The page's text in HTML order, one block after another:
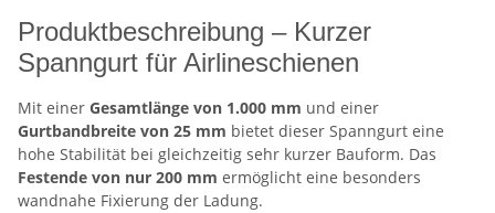
Produktbeschreibung – Kurzer
Spanngurt für Airlineschienen
Mit einer Gesamtlänge von 1.000 mm und einer
Gurtbandbreite von 25 mm bietet dieser Spanngurt eine
hohe Stabilität bei gleichzeitig sehr kurzer Bauform. Das
Festende von nur 200 mm ermöglicht eine besonders
wandnahe Fixierung der Ladung.